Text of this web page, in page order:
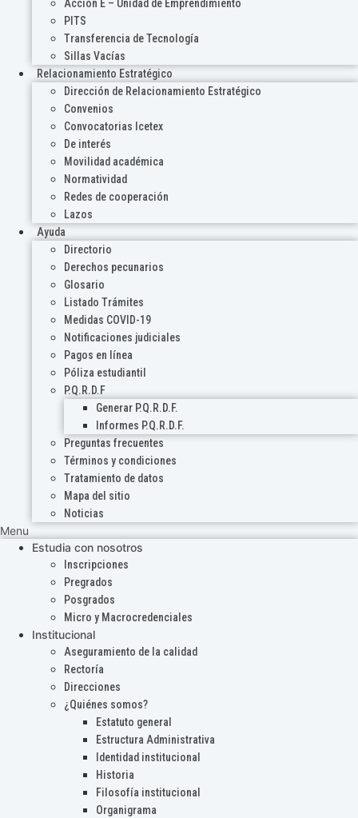
Acción E – Unidad de Emprendimiento
PITS
Transferencia de Tecnología
Sillas Vacías
Relacionamiento Estratégico
Dirección de Relacionamiento Estratégico
Convenios
Convocatorias Icetex
De interés
Movilidad académica
Normatividad
Redes de cooperación
Lazos
Ayuda
Directorio
Derechos pecunarios
Glosario
Listado Trámites
Medidas COVID-19
Notificaciones judiciales
Pagos en línea
Póliza estudiantil
P.Q.R.D.F
Generar P.Q.R.D.F.
Informes P.Q.R.D.F.
Preguntas frecuentes
Términos y condiciones
Tratamiento de datos
Mapa del sitio
Noticias
Menu
Estudia con nosotros
Inscripciones
Pregrados
Posgrados
Micro y Macrocredenciales
Institucional
Aseguramiento de la calidad
Rectoría
Direcciones
¿Quiénes somos?
Estatuto general
Estructura Administrativa
Identidad institucional
Historia
Filosofía institucional
Organigrama